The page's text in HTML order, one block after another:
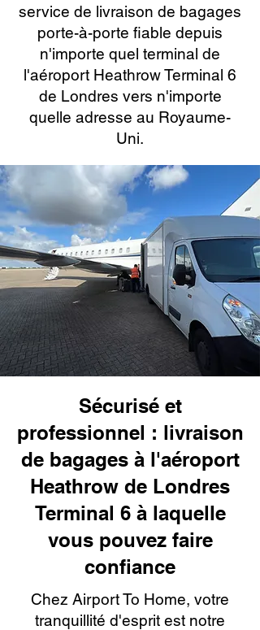
service de livraison de bagages
porte-à-porte fiable depuis
n'importe quel terminal de
l'aéroport Heathrow Terminal 6
de Londres vers n'importe
quelle adresse au Royaume-
Uni.
Sécurisé et
professionnel : livraison
de bagages à l'aéroport
Heathrow de Londres
Terminal 6 à laquelle
vous pouvez faire
confiance
Chez Airport To Home, votre
tranquillité d'esprit est notre